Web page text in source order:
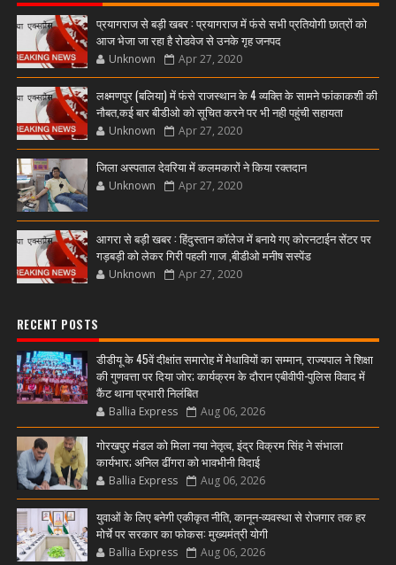
प्रयागराज से बड़ी खबर : प्रयागराज में फंसे सभी प्रतियोगी छात्रों को
आज भेजा जा रहा है रोडवेज से उनके गृह जनपद
Unknown Apr 27, 2020
लक्ष्मणपुर (बलिया) में फंसे राजस्थान के 4 व्यक्ति के सामने फांकाकशी की
नौबत,कई बार बीडीओ को सूचित करने पर भी नही पहुंची सहायता
Unknown Apr 27, 2020
जिला अस्पताल देवरिया में कलमकारों ने किया रक्तदान
Unknown Apr 27, 2020
आगरा से बड़ी खबर : हिंदुस्तान कॉलेज में बनाये गए कोरनटाईन सेंटर पर
गड़बड़ी को लेकर गिरी पहली गाज ,बीडीओ मनीष सस्पेंड
Unknown Apr 27, 2020
RECENT POSTS
डीडीयू के 45वें दीक्षांत समारोह में मेधावियों का सम्मान, राज्यपाल ने शिक्षा
की गुणवत्ता पर दिया जोर; कार्यक्रम के दौरान एबीवीपी-पुलिस विवाद में
कैंट थाना प्रभारी निलंबित
Ballia Express Aug 06, 2026
गोरखपुर मंडल को मिला नया नेतृत्व, इंद्र विक्रम सिंह ने संभाला
कार्यभार; अनिल ढींगरा को भावभीनी विदाई
Ballia Express Aug 06, 2026
युवाओं के लिए बनेगी एकीकृत नीति, कानून-व्यवस्था से रोजगार तक हर
मोर्चे पर सरकार का फोकस: मुख्यमंत्री योगी
Ballia Express Aug 06, 2026